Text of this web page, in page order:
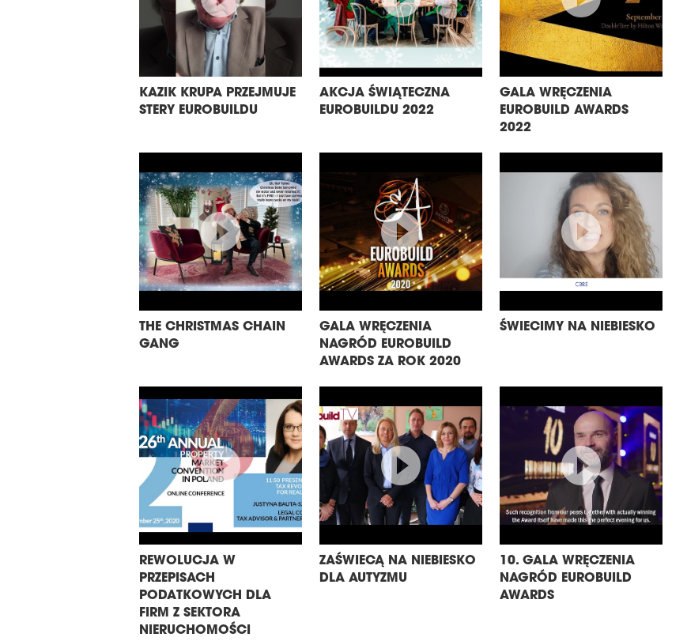
KAZIK KRUPA PRZEJMUJE
STERY EUROBUILDU
AKCJA ŚWIĄTECZNA
EUROBUILDU 2022
GALA WRĘCZENIA
EUROBUILD AWARDS
2022
THE CHRISTMAS CHAIN
GANG
GALA WRĘCZENIA
NAGRÓD EUROBUILD
AWARDS ZA ROK 2020
ŚWIECIMY NA NIEBIESKO
REWOLUCJA W
PRZEPISACH
PODATKOWYCH DLA
FIRM Z SEKTORA
NIERUCHOMOŚCI
ZAŚWIECĄ NA NIEBIESKO
DLA AUTYZMU
10. GALA WRĘCZENIA
NAGRÓD EUROBUILD
AWARDS